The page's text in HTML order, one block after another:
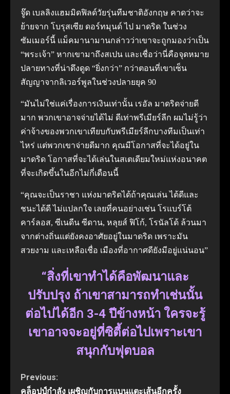
จู๊ด เบลลิงแฮมมิดฟิลด์วัยรุ่นทีมชาติอังกฤษ คาดว่าจะ
ย้ายจาก โบรุสเซีย ดอร์ทมุนด์ ไป มาดริด ในช่วง
ซัมเมอร์นี้ แม็คมานามานกล่าวว่าเขาจะถูกมองว่าเป็น
“พระเจ้า” หากเขามาถึงสเปน และเชื่อว่านี่คือจุดหมาย
ปลายทางที่น่าดึงดูด “ยิ่งกว่า” กว่าตอนที่เขาเซ็น
สัญญาจากลิเวอร์พูลในช่วงปลายยุค 90
“มันไม่ใช่แค่เรื่องการเงินเท่านั้น เรอัล มาดริดจ่ายดี
มาก พวกเขาอาจจ่ายได้ไม่ ดีเท่าพรีเมียร์ลีก ผมไม่รู้ว่า
ค่าจ้างของพวกเขาเทียบกับพรีเมียร์ลีกบางทีมเป็นเท่า
ไหร่ แต่พวกเขาจ่ายดีมาก คุณมีโอกาสที่จะได้อยู่ใน
มาดริด โอกาสที่จะได้เล่นในสเตเดียมใหม่แห่งอนาคต
ที่จะเกิดขึ้นในอีกไม่กี่เดือนนี้
“คุณจะเป็นราชา แห่งมาดริดได้ถ้าคุณเล่น ได้ดีและ
ชนะได้ดี ไม่แปลกใจ เลยที่คนอย่างเช่น โรแบร์โต้
คาร์ลอส, ซีเนดีน ซีดาน, หลุยส์ ฟิโก้, โรนัลโด้ ล้วนมา
จากต่างถิ่นแต่ยังคงอาศัยอยู่ในมาดริด เพราะมัน
สวยงาม และเหลือเชื่อ เมืองที่อากาศดียังมีอยู่แน่นอน”
“สิ่งที่เขาทำได้คือพัฒนาและ
ปรับปรุง ถ้าเขาสามารถทำเช่นนั้น
ต่อไปได้อีก 3-4 ปีข้างหน้า ใครจะรู้
เขาอาจจะอยู่ที่ซิตี้ต่อไปเพราะเขา
สนุกกับฟุตบอล
Continue
Previous:
คล็อปป์กำลัง เผชิญกับการแบนแตะเส้นอีกครั้ง